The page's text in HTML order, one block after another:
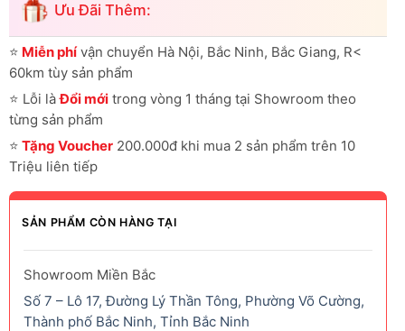
Ưu Đãi Thêm:
⭐ Miễn phívận chuyển Hà Nội, Bắc Ninh, Bắc Giang, R<
60km tùy sản phẩm
⭐ Lỗi làĐổi mới trong vòng 1 tháng tại Showroom theo
từng sản phẩm
⭐ Tặng Voucher 200.000đ khi mua 2 sản phẩm trên 10
Triệu liên tiếp
SẢN PHẨM CÒN HÀNG TẠI
Showroom Miền Bắc
Số 7 – Lô 17, Đường Lý Thần Tông, Phường Võ Cường,
Thành phố Bắc Ninh, Tỉnh Bắc Ninh